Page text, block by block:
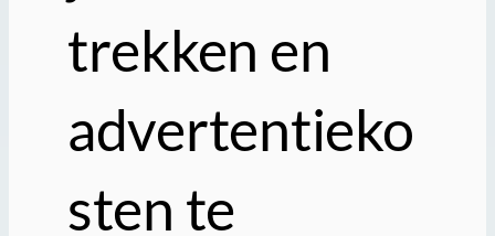
trekken en
advertentieko
sten te